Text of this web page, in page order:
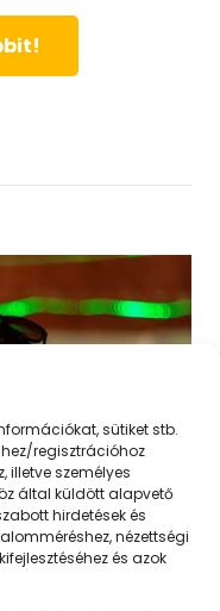
sütiket stb.
regisztrációhoz
illetve személyes
által küldött alapvető
hirdetések és
nézettségi
és azok